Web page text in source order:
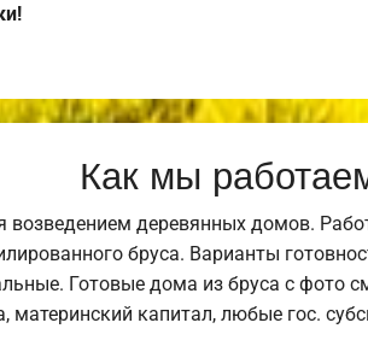
Как мы
возведением деревянных домов.
бруса. Варианты
Готовые дома из бруса с фото
капитал, любые гос.